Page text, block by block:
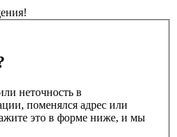
неточность в
поменялся адрес или
это в форме ниже, и мы